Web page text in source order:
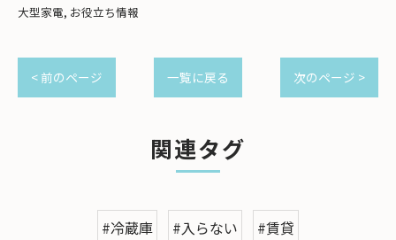
大型家電 お役立ち情報
< 前のページ 一覧に戻る 次のページ >
関連タグ
#冷蔵庫 #入らない #賃貸